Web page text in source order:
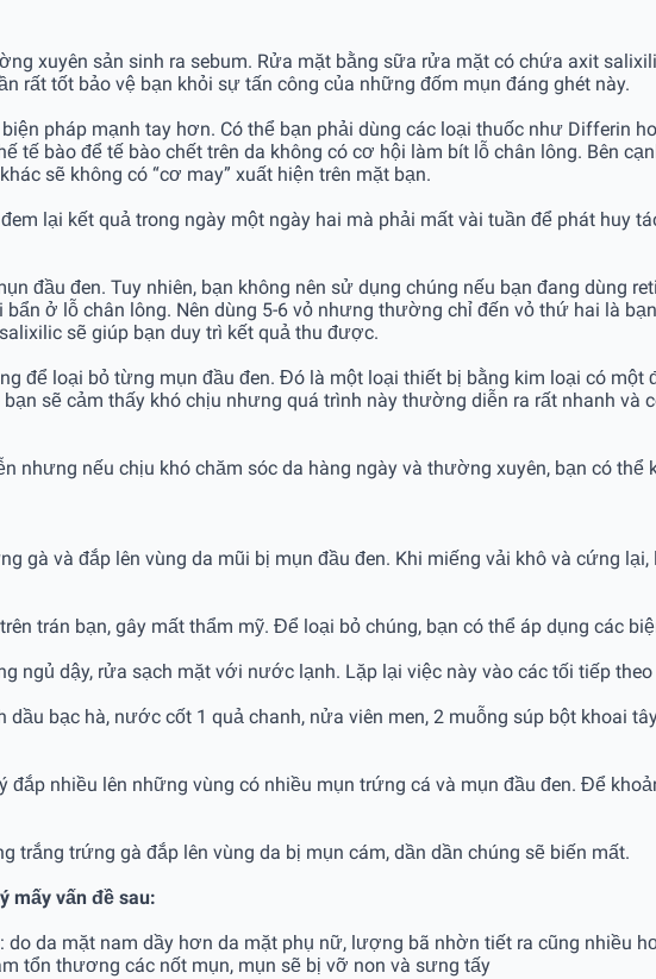
xuyên sản sinh ra sebum. Rửa mặt bằng sữa rửa mặt có chứa axit
rất tốt bảo vệ bạn khỏi sự tấn công của những đốm mụn đáng ghét này.
pháp mạnh tay hơn. Có thể bạn phải dùng các loại thuốc như Differin
tế bào để tế bào chết trên da không có cơ hội làm bít lỗ chân lông. Bên
sẽ không có “cơ may” xuất hiện trên mặt bạn.
lại kết quả trong ngày một ngày hai mà phải mất vài tuần để phát huy
đầu đen. Tuy nhiên, bạn không nên sử dụng chúng nếu bạn đang dùng
ở lỗ chân lông. Nên dùng 5-6 vỏ nhưng thường chỉ đến vỏ thứ hai là
sẽ giúp bạn duy trì kết quả thu được.
để loại bỏ từng mụn đầu đen. Đó là một loại thiết bị bằng kim loại có
sẽ cảm thấy khó chịu nhưng quá trình này thường diễn ra rất nhanh và
nhưng nếu chịu khó chăm sóc da hàng ngày và thường xuyên, bạn có thể
gà và đắp lên vùng da mũi bị mụn đầu đen. Khi miếng vải khô và cứng
trán bạn, gây mất thẩm mỹ. Để loại bỏ chúng, bạn có thể áp dụng các
ngủ dậy, rửa sạch mặt với nước lạnh. Lặp lại việc này vào các tối tiếp
bạc hà, nước cốt 1 quả chanh, nửa viên men, 2 muỗng súp bột khoai
đắp nhiều lên những vùng có nhiều mụn trứng cá và mụn đầu đen. Để
trắng trứng gà đắp lên vùng da bị mụn cám, dần dần chúng sẽ biến mất.
mấy vấn đề sau:
da mặt nam dầy hơn da mặt phụ nữ, lượng bã nhờn tiết ra cũng nhiều
tổn thương các nốt mụn, mụn sẽ bị vỡ non và sưng tấy